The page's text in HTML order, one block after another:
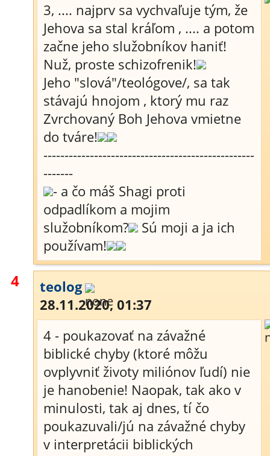
3, .... najprv sa vychvaľuje tým, že
Jehova sa stal kráľom , .... a potom
začne jeho služobníkov haniť!
Nuž, proste schizofrenik!
Jeho "slová"/teológove/, sa tak
stávajú hnojom , ktorý mu raz
Zvrchovaný Boh Jehova vmietne
do tváre!
--------------------------------------------------
-------
- a čo máš Shagi proti
odpadlíkom a mojim
služobníkom?
Sú moji a ja ich
používam!
4
teolog
28.11.2020, 01:37
4 - poukazovať na závažné
biblické chyby (ktoré môžu
ovplyvniť životy miliónov ľudí) nie
je hanobenie! Naopak, tak ako v
minulosti, tak aj dnes, tí čo
poukazuvali/jú na závažné chyby
v interpretácii biblických